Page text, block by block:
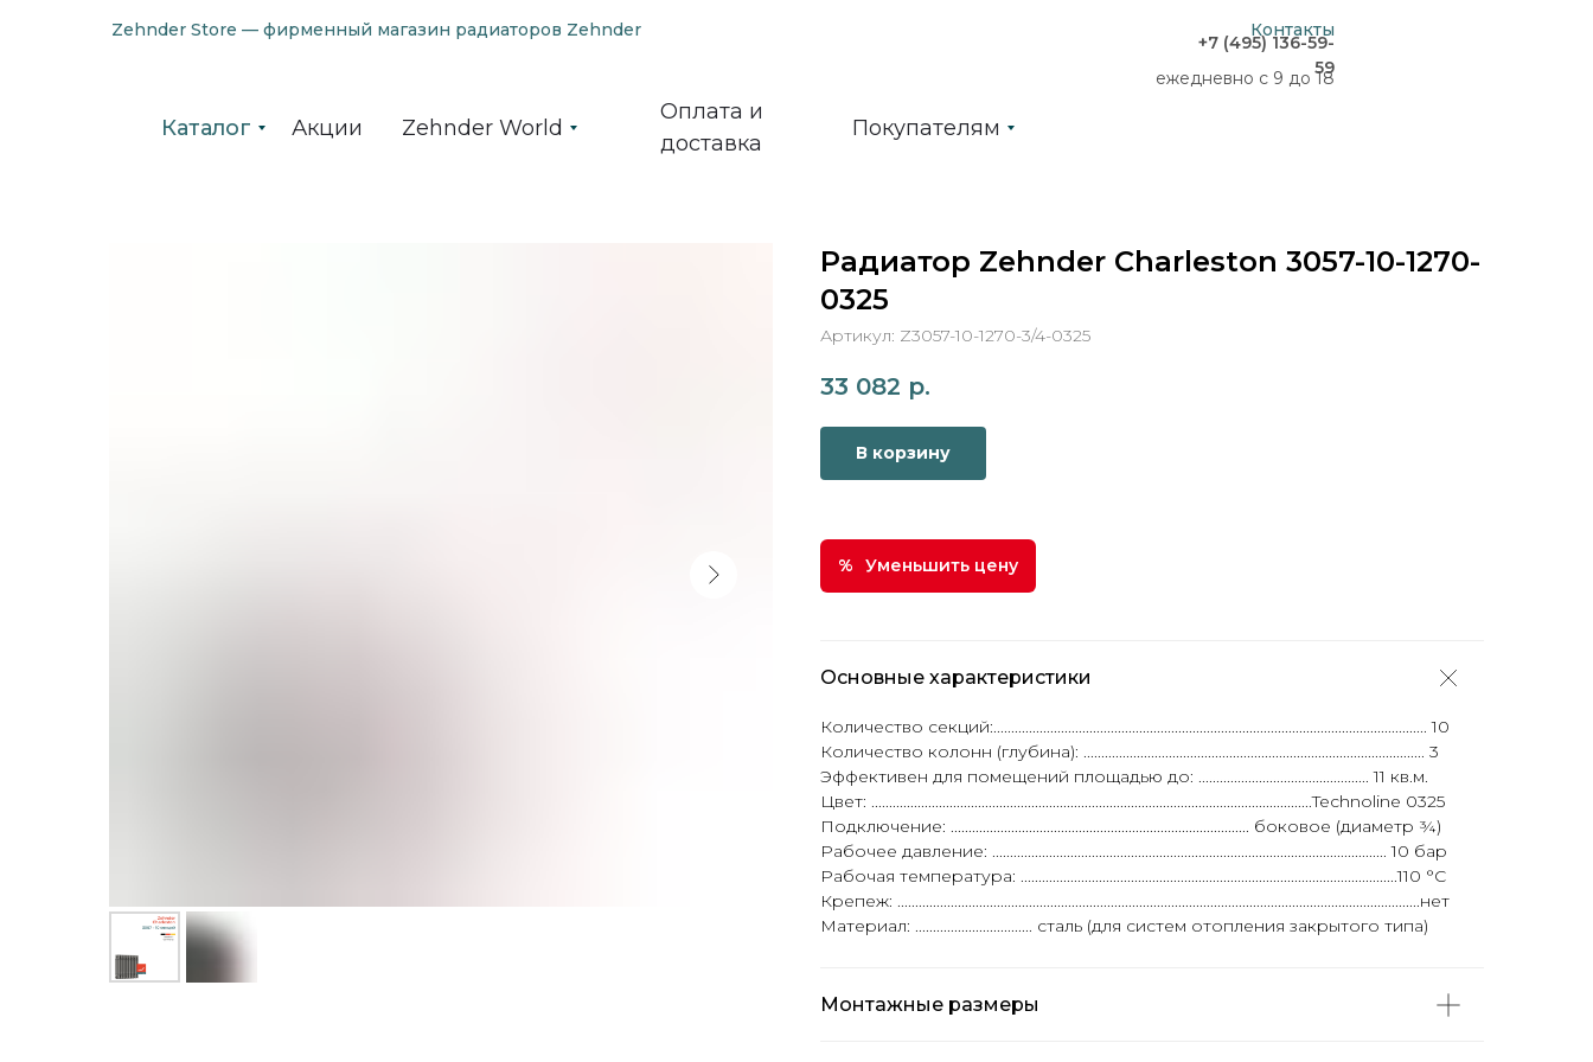
Zehnder Store — фирменный магазин радиаторов Zehnder
Zehnder World
ежедневно с 9 до 18
Акции Покупателям
Оплата и
доставка
Каталог
+7 (495) 136-59-
59
Контакты
Радиатор Zehnder Charleston 3057-10-1270-
0325
Артикул: Z3057-10-1270-3/4-0325
33 082 р.
В корзину
Уменьшить цену
Основные характеристики
Количество секций:.......................................................................................................................... 10
Количество колонн (глубина): ................................................................................................ 3
Эффективен для помещений площадью до: ................................................ 11 кв.м.
Цвет: ............................................................................................................................Technoline 0325
Подключение: .................................................................................... боковое (диаметр ¾)
Рабочее давление: ............................................................................................................... 10 бар
Рабочая температура: ..........................................................................................................110 °C
Крепеж: ...................................................................................................................................................нет
Материал: ................................. сталь (для систем отопления закрытого типа)
Монтажные размеры